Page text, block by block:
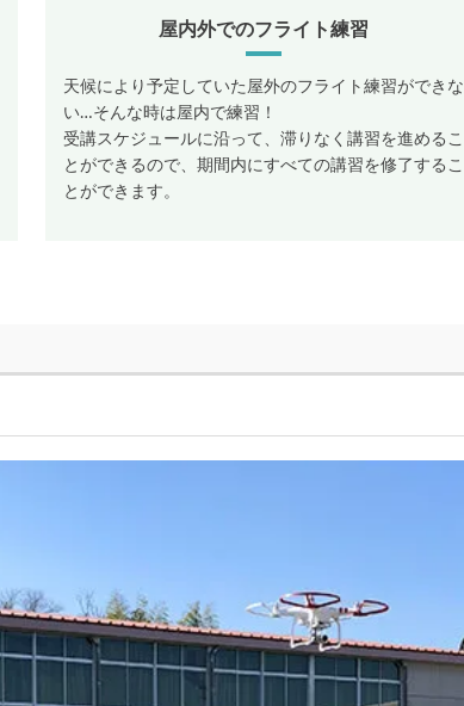
屋内外でのフライト練習
天候により予定していた屋外のフライト練習ができな
い…そんな時は屋内で練習！
受講スケジュールに沿って、滞りなく講習を進めるこ
とができるので、期間内にすべての講習を修了するこ
とができます。